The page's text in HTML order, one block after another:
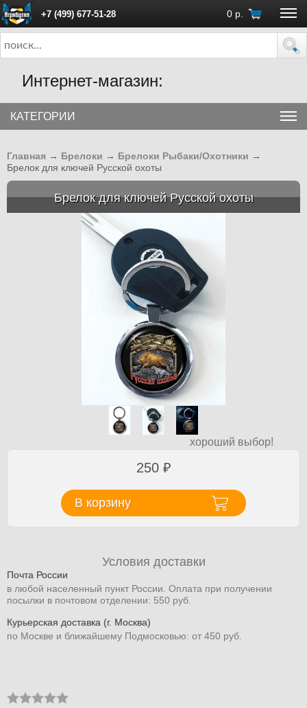
+7 (499) 677-51-28 0 р.
ПН - ПТ с 10:00 до 18:00 (Москва)
Интернет-магазин:
КАТЕГОРИИ
Главная → Брелоки → Брелоки Рыбаки/Охотники →
Брелок для ключей Русской охоты
Брелок для ключей Русской охоты
хороший выбор!
250 ₽
В корзину
Условия доставки
Почта России
в любой населенный пункт России. Оплата при получении
посылки в почтовом отделении: 550 руб.
Курьерская доставка (г. Москва)
по Москве и ближайшему Подмосковью: от 450 руб.